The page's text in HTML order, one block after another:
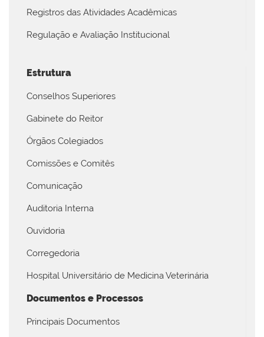
Registros das Atividades Acadêmicas
Regulação e Avaliação Institucional
Estrutura
Conselhos Superiores
Gabinete do Reitor
Órgãos Colegiados
Comissões e Comitês
Comunicação
Auditoria Interna
Ouvidoria
Corregedoria
Hospital Universitário de Medicina Veterinária
Documentos e Processos
Principais Documentos